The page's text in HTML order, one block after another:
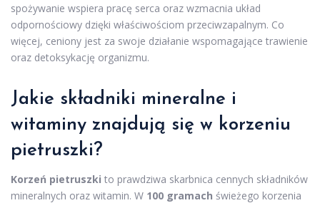
spożywanie wspiera pracę serca oraz wzmacnia układ
odpornościowy dzięki właściwościom przeciwzapalnym. Co
więcej, ceniony jest za swoje działanie wspomagające trawienie
oraz detoksykację organizmu.
Jakie składniki mineralne i
witaminy znajdują się w korzeniu
pietruszki?
Korzeń pietruszki to prawdziwa skarbnica cennych składników
mineralnych oraz witamin. W 100 gramach świeżego korzenia